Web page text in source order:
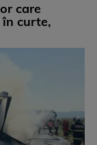
care
în curte,